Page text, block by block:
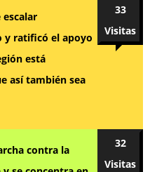
escalar
y ratificó el apoyo
está
así también sea
33
Visitas
contra la
32
Visitas